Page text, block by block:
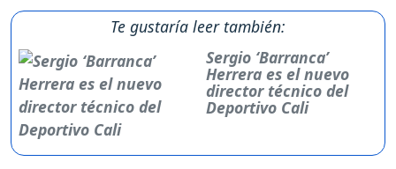
Te gustaría leer también:
Sergio ‘Barranca’
Herrera es el nuevo
director técnico del
Deportivo Cali